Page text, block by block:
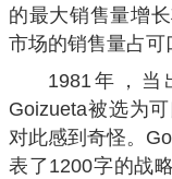
的最大销售量增
市场的销售量占可
1981年，
Goizueta被选为
对此感到奇怪。
表了1200字的战